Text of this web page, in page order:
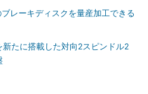
レーキディスクを量産加工できる
たに搭載した対向2スピンドル2